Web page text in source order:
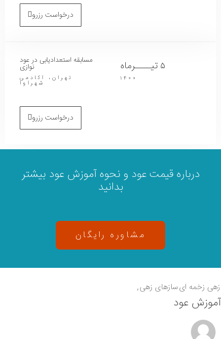
درخواست رزرو
۵ تیــــرماه
۱۴۰۰
مسابقه استعدادیابی در عود
نوازی
تهران، آکادمی
شهرآوا
درخواست رزرو
درباره قیمت عود و نحوه آموزش عود بیشتر
بدانید
مشاوره رایگان
زهی زخمه ایسازهای زهی
آموزش عود